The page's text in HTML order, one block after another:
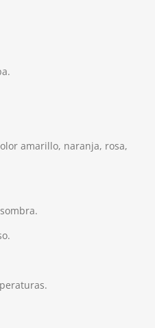
amarillo, naranja, rosa,